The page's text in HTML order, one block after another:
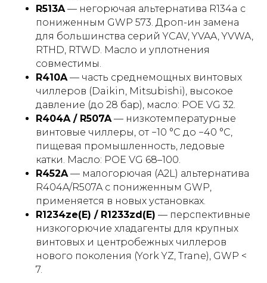
R513A— негорючая альтернатива R134a с
пониженным GWP 573. Дроп-ин замена
для большинства серий YCAV, YVAA, YVWA,
RTHD, RTWD. Масло и уплотнения
совместимы.
R410A— часть среднемощных винтовых
чиллеров (Daikin, Mitsubishi), высокое
давление (до 28 бар), масло: POE VG 32.
R404A / R507A— низкотемпературные
винтовые чиллеры, от −10 °С до −40 °С,
пищевая промышленность, ледовые
катки. Масло: POE VG 68–100.
R452A— малогорючая (A2L) альтернатива
R404A/R507A с пониженным GWP,
применяется в новых установках.
R1234ze(E) / R1233zd(E) — перспективные
низкогорючие хладагенты для крупных
винтовых и центробежных чиллеров
нового поколения (York YZ, Trane), GWP <
7.